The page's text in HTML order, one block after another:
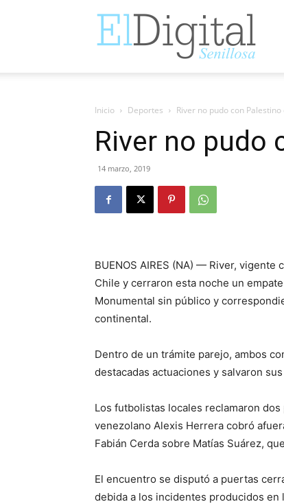
Inicio Deportes River no pudo con Palestino
River no pudo
14 marzo, 2019
BUENOS AIRES (NA) — River,
Chile y cerraron esta noche un
Monumental sin público y
continental.
Dentro de un trámite parejo, ambos
destacadas actuaciones y salvaron
Los futbolistas locales reclamaron
venezolano Alexis Herrera cobró
Fabián Cerda sobre Matías Suárez,
El encuentro se disputó a puertas
debida a los incidentes producidos en